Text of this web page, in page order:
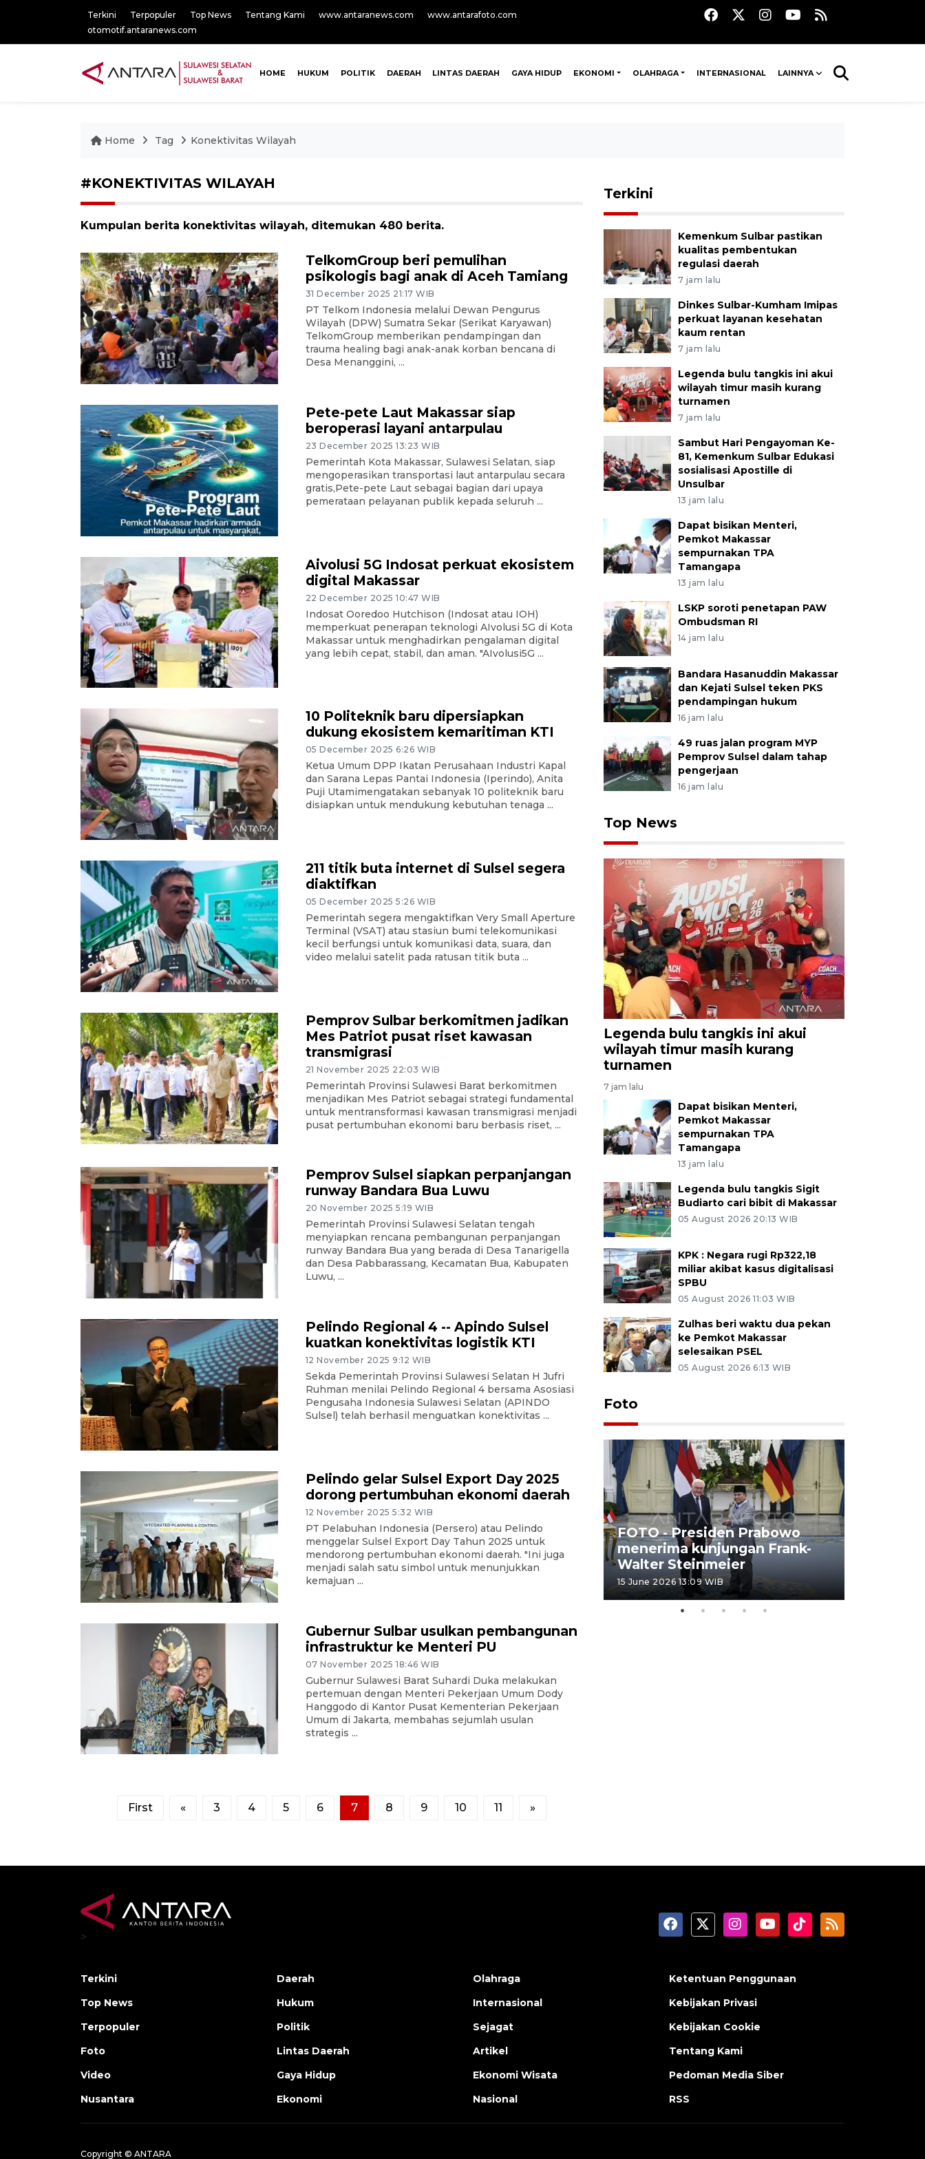
Terkini Terpopuler Top News Tentang Kami www.antaranews.com
www.antarafoto.com
otomotif.antaranews.com
HOME HUKUM POLITIK DAERAH LINTAS DAERAH GAYA HIDUP EKONOMI OLAHRAGA INTERNASIONAL LAINNYA
Home Tag Konektivitas Wilayah
#KONEKTIVITAS WILAYAH
Kumpulan berita konektivitas wilayah, ditemukan 480 berita.
TelkomGroup beri pemulihan
psikologis bagi anak di Aceh Tamiang
31 December 2025 21:17 WIB
PT Telkom Indonesia melalui Dewan Pengurus
Wilayah (DPW) Sumatra Sekar (Serikat Karyawan)
TelkomGroup memberikan pendampingan dan
trauma healing bagi anak-anak korban bencana di
Desa Menanggini, ...
Pete-pete Laut Makassar siap
beroperasi layani antarpulau
23 December 2025 13:23 WIB
Pemerintah Kota Makassar, Sulawesi Selatan, siap
mengoperasikan transportasi laut antarpulau secara
gratis,Pete-pete Laut sebagai bagian dari upaya
pemerataan pelayanan publik kepada seluruh ...
Aivolusi 5G Indosat perkuat ekosistem
digital Makassar
22 December 2025 10:47 WIB
Indosat Ooredoo Hutchison (Indosat atau IOH)
memperkuat penerapan teknologi AIvolusi 5G di Kota
Makassar untuk menghadirkan pengalaman digital
yang lebih cepat, stabil, dan aman. "AIvolusi5G ...
10 Politeknik baru dipersiapkan
dukung ekosistem kemaritiman KTI
05 December 2025 6:26 WIB
Ketua Umum DPP Ikatan Perusahaan Industri Kapal
dan Sarana Lepas Pantai Indonesia (Iperindo), Anita
Puji Utamimengatakan sebanyak 10 politeknik baru
disiapkan untuk mendukung kebutuhan tenaga ...
211 titik buta internet di Sulsel segera
diaktifkan
05 December 2025 5:26 WIB
Pemerintah segera mengaktifkan Very Small Aperture
Terminal (VSAT) atau stasiun bumi telekomunikasi
kecil berfungsi untuk komunikasi data, suara, dan
video melalui satelit pada ratusan titik buta ...
Pemprov Sulbar berkomitmen jadikan
Mes Patriot pusat riset kawasan
transmigrasi
21 November 2025 22:03 WIB
Pemerintah Provinsi Sulawesi Barat berkomitmen
menjadikan Mes Patriot sebagai strategi fundamental
untuk mentransformasi kawasan transmigrasi menjadi
pusat pertumbuhan ekonomi baru berbasis riset, ...
Pemprov Sulsel siapkan perpanjangan
runway Bandara Bua Luwu
20 November 2025 5:19 WIB
Pemerintah Provinsi Sulawesi Selatan tengah
menyiapkan rencana pembangunan perpanjangan
runway Bandara Bua yang berada di Desa Tanarigella
dan Desa Pabbarassang, Kecamatan Bua, Kabupaten
Luwu, ...
Pelindo Regional 4 -- Apindo Sulsel
kuatkan konektivitas logistik KTI
12 November 2025 9:12 WIB
Sekda Pemerintah Provinsi Sulawesi Selatan H Jufri
Ruhman menilai Pelindo Regional 4 bersama Asosiasi
Pengusaha Indonesia Sulawesi Selatan (APINDO
Sulsel) telah berhasil menguatkan konektivitas ...
Pelindo gelar Sulsel Export Day 2025
dorong pertumbuhan ekonomi daerah
12 November 2025 5:32 WIB
PT Pelabuhan Indonesia (Persero) atau Pelindo
menggelar Sulsel Export Day Tahun 2025 untuk
mendorong pertumbuhan ekonomi daerah. "Ini juga
menjadi salah satu simbol untuk menunjukkan
kemajuan ...
Gubernur Sulbar usulkan pembangunan
infrastruktur ke Menteri PU
07 November 2025 18:46 WIB
Gubernur Sulawesi Barat Suhardi Duka melakukan
pertemuan dengan Menteri Pekerjaan Umum Dody
Hanggodo di Kantor Pusat Kementerian Pekerjaan
Umum di Jakarta, membahas sejumlah usulan
strategis ...
First « 3 4 5 6 7 8 9 10 11 »
Terkini
Kemenkum Sulbar pastikan
kualitas pembentukan
regulasi daerah
7 jam lalu
Dinkes Sulbar-Kumham Imipas
perkuat layanan kesehatan
kaum rentan
7 jam lalu
Legenda bulu tangkis ini akui
wilayah timur masih kurang
turnamen
7 jam lalu
Sambut Hari Pengayoman Ke-
81, Kemenkum Sulbar Edukasi
sosialisasi Apostille di
Unsulbar
13 jam lalu
Dapat bisikan Menteri,
Pemkot Makassar
sempurnakan TPA
Tamangapa
13 jam lalu
LSKP soroti penetapan PAW
Ombudsman RI
14 jam lalu
Bandara Hasanuddin Makassar
dan Kejati Sulsel teken PKS
pendampingan hukum
16 jam lalu
49 ruas jalan program MYP
Pemprov Sulsel dalam tahap
pengerjaan
16 jam lalu
Top News
Legenda bulu tangkis ini akui
wilayah timur masih kurang
turnamen
7 jam lalu
Dapat bisikan Menteri,
Pemkot Makassar
sempurnakan TPA
Tamangapa
13 jam lalu
Legenda bulu tangkis Sigit
Budiarto cari bibit di Makassar
05 August 2026 20:13 WIB
KPK : Negara rugi Rp322,18
miliar akibat kasus digitalisasi
SPBU
05 August 2026 11:03 WIB
Zulhas beri waktu dua pekan
ke Pemkot Makassar
selesaikan PSEL
05 August 2026 6:13 WIB
Foto
FOTO - Kirab memperingati
HUT ke-80 Raja Keraton
Yogyakarta
FOTO - Presiden Prabowo
menerima kunjungan Frank-
Walter Steinmeier
15 June 2026 13:09 WIB
>
Terkini
Top News
Terpopuler
Foto
Video
Nusantara
Daerah
Hukum
Politik
Lintas Daerah
Gaya Hidup
Ekonomi
Olahraga
Internasional
Sejagat
Artikel
Ekonomi Wisata
Nasional
Ketentuan Penggunaan
Kebijakan Privasi
Kebijakan Cookie
Tentang Kami
Pedoman Media Siber
RSS
Copyright © ANTARA